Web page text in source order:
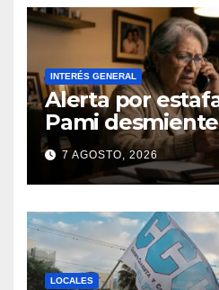
INTERÉS GENERAL
Alerta por
Pami
gratuita de
7 AGOSTO, 2026
LOCALES